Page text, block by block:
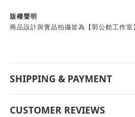
版權聲明
商品設計與實品拍攝皆為【郭公館工作室
SHIPPING & PAYMENT
CUSTOMER REVIEWS